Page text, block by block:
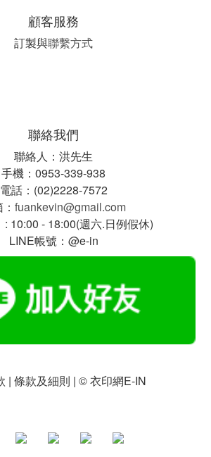
顧客服務
訂製與聯繫方式
聯絡我們
聯絡人：洪先生
手機：0953-339-938
電話：(02)2228-7572
fuankevin@gmail.com
10:00 - 18:00(週六.日例假休)
LINE帳號：@e-in
| 條款及細則 | © 衣印網E-IN